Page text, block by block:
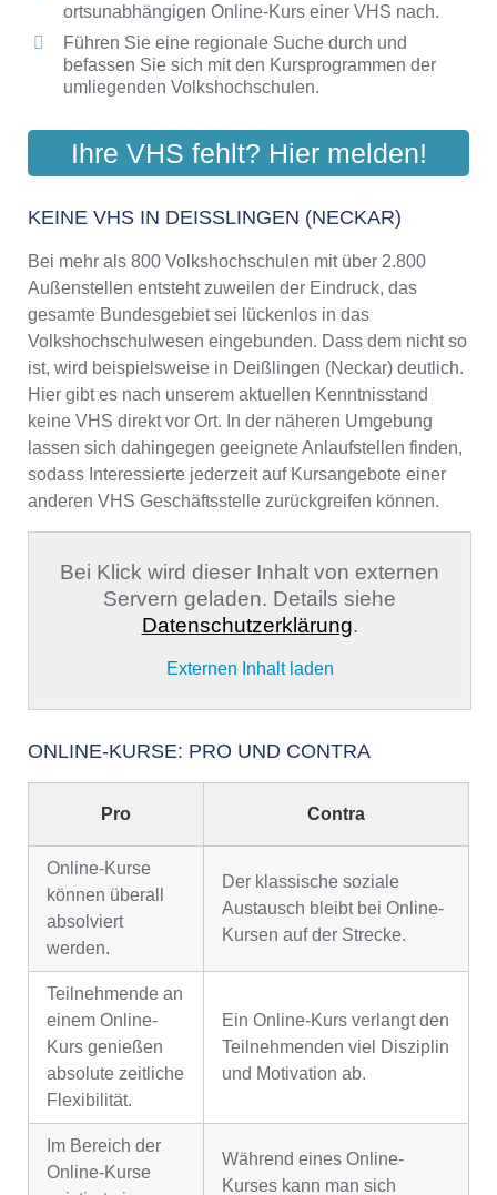
ortsunabhängigen Online-Kurs einer VHS nach.
Führen Sie eine regionale Suche durch und
befassen Sie sich mit den Kursprogrammen der
umliegenden Volkshochschulen.
Ihre VHS fehlt? Hier melden!
KEINE VHS IN DEISSLINGEN (NECKAR)
Bei mehr als 800 Volkshochschulen mit über 2.800
Außenstellen entsteht zuweilen der Eindruck, das
gesamte Bundesgebiet sei lückenlos in das
Volkshochschulwesen eingebunden. Dass dem nicht so
ist, wird beispielsweise in Deißlingen (Neckar) deutlich.
Hier gibt es nach unserem aktuellen Kenntnisstand
keine VHS direkt vor Ort. In der näheren Umgebung
lassen sich dahingegen geeignete Anlaufstellen finden,
sodass Interessierte jederzeit auf Kursangebote einer
anderen VHS Geschäftsstelle zurückgreifen können.
Bei Klick wird dieser Inhalt von externen
Servern geladen. Details siehe
Datenschutzerklärung.
Externen Inhalt laden
ONLINE-KURSE: PRO UND CONTRA
Pro Contra
Online-Kurse
können überall
absolviert
werden.
Der klassische soziale
Austausch bleibt bei Online-
Kursen auf der Strecke.
Teilnehmende an
einem Online-
Kurs genießen
absolute zeitliche
Flexibilität.
Ein Online-Kurs verlangt den
Teilnehmenden viel Disziplin
und Motivation ab.
Im Bereich der
Online-Kurse
Während eines Online-
Kurses kann man sich